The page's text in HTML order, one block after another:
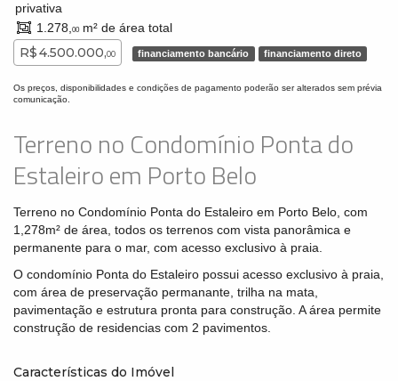
privativa
1.278, 00m² de área total
R$ 4.500.000,00 financiamento bancário financiamento direto
Os preços, disponibilidades e condições de pagamento poderão ser alterados sem prévia
comunicação.
Terreno no Condomínio Ponta do
Estaleiro em Porto Belo
Terreno no Condomínio Ponta do Estaleiro em Porto Belo, com
1,278m² de área, todos os terrenos com vista panorâmica e
permanente para o mar, com acesso exclusivo à praia.
O condomínio Ponta do Estaleiro possui acesso exclusivo à praia,
com área de preservação permanante, trilha na mata,
pavimentação e estrutura pronta para construção. A área permite
construção de residencias com 2 pavimentos.
Características do Imóvel